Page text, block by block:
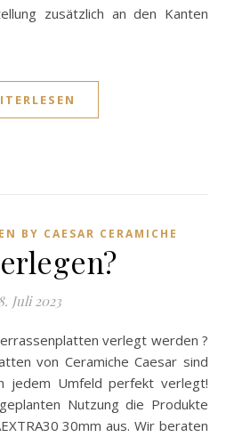
zusätzlich an den Kanten
BY CAESAR CERAMICHE
Juli 2023
von Ceramiche Caesar sind
jedem Umfeld perfekt verlegt!
Nutzung die Produkte
30mm aus. Wir beraten